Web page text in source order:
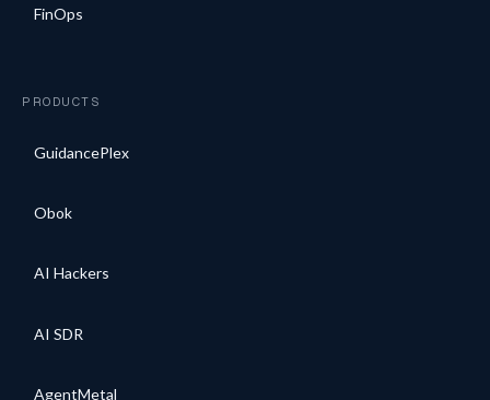
FinOps
PRODUCTS
GuidancePlex
Obok
AI Hackers
AI SDR
AgentMetal